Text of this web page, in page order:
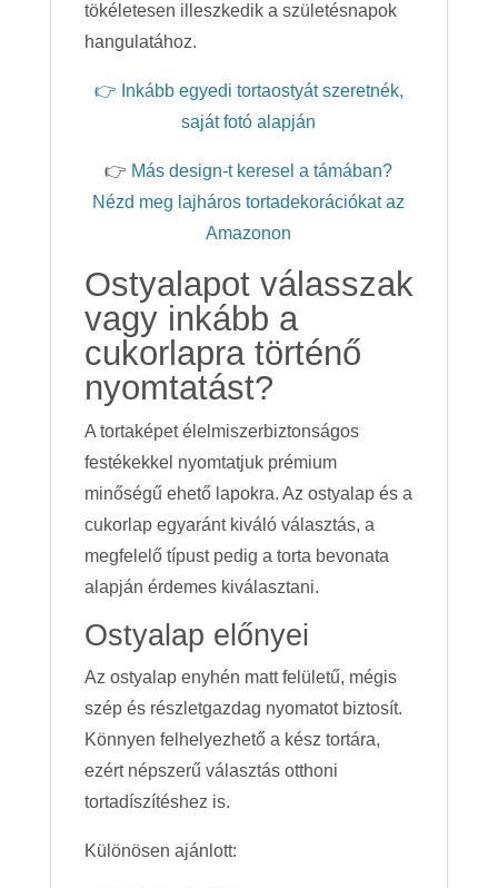
tökéletesen illeszkedik a születésnapok
hangulatához.
👉 Inkább egyedi tortaostyát szeretnék,
saját fotó alapján
👉 Más design-t keresel a támában?
Nézd meg lajháros tortadekorációkat az
Amazonon
Ostyalapot válasszak
vagy inkább a
cukorlapra történő
nyomtatást?
A tortaképet élelmiszerbiztonságos
festékekkel nyomtatjuk prémium
minőségű ehető lapokra. Az ostyalap és a
cukorlap egyaránt kiváló választás, a
megfelelő típust pedig a torta bevonata
alapján érdemes kiválasztani.
Ostyalap előnyei
Az ostyalap enyhén matt felületű, mégis
szép és részletgazdag nyomatot biztosít.
Könnyen felhelyezhető a kész tortára,
ezért népszerű választás otthoni
tortadíszítéshez is.
Különösen ajánlott: